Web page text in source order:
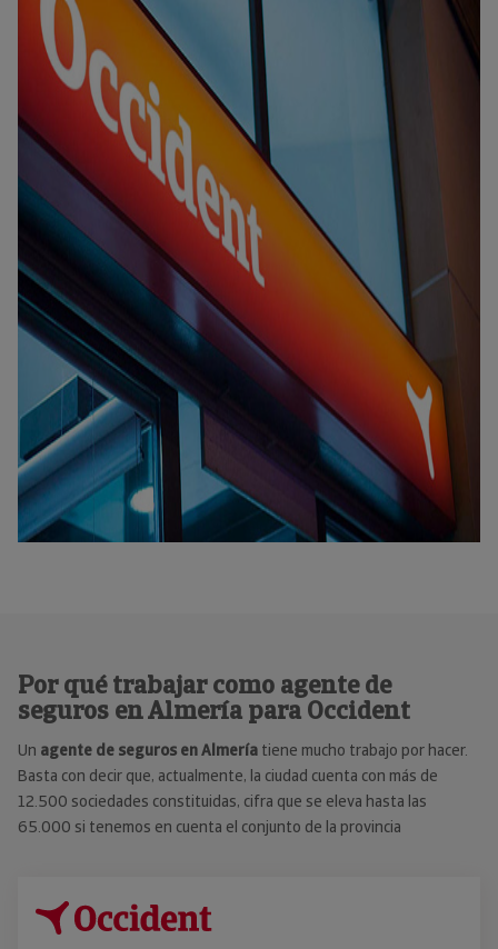
Por qué trabajar como agente de
seguros en Almería para Occident
Un agente de seguros en Almería tiene mucho trabajo por hacer.
Basta con decir que, actualmente, la ciudad cuenta con más de
12.500 sociedades constituidas, cifra que se eleva hasta las
65.000 si tenemos en cuenta el conjunto de la provincia